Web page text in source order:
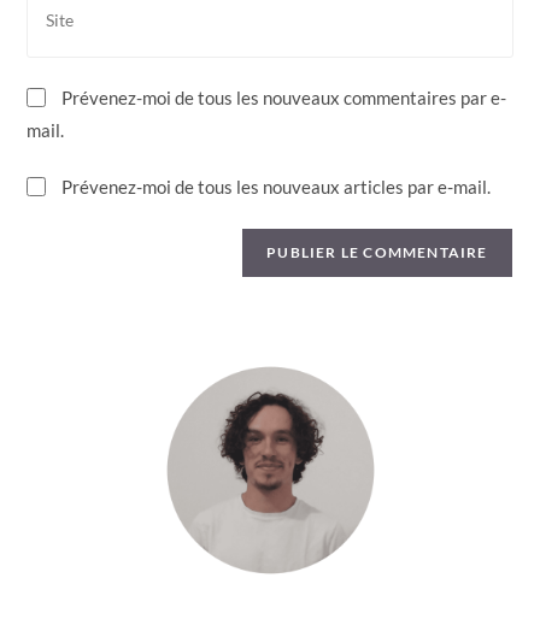
l’URL
votre
Prévenez-moi de tous les nouveaux commentaires par e-
mail.
Prévenez-moi de tous les nouveaux articles par e-mail.